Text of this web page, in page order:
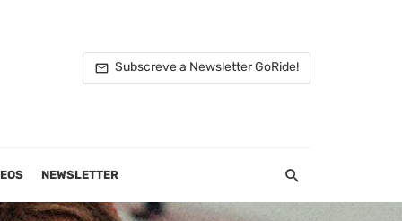
Subscreve a Newsletter GoRide!
NEWSLETTER